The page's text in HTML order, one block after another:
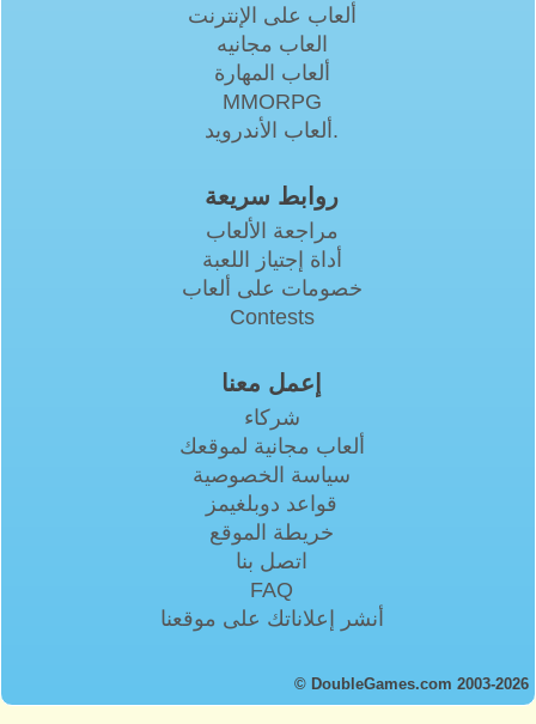
ألعاب على الإنترنت
العاب مجانيه
ألعاب المهارة
MMORPG
ألعاب الأندرويد.
روابط سريعة
مراجعة الألعاب
أداة إجتياز اللعبة
خصومات على ألعاب
Contests
إعمل معنا
شركاء
ألعاب مجانية لموقعك
سياسة الخصوصية
قواعد دوبلغيمز
خريطة الموقع
اتصل بنا
FAQ
أنشر إعلاناتك على موقعنا
© DoubleGames.com 2003-2026